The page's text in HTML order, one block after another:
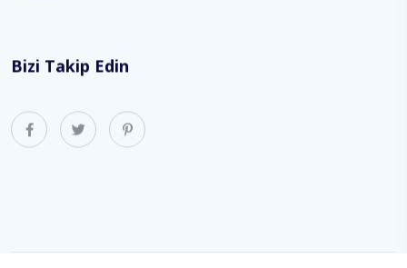
Bizi Takip Edin